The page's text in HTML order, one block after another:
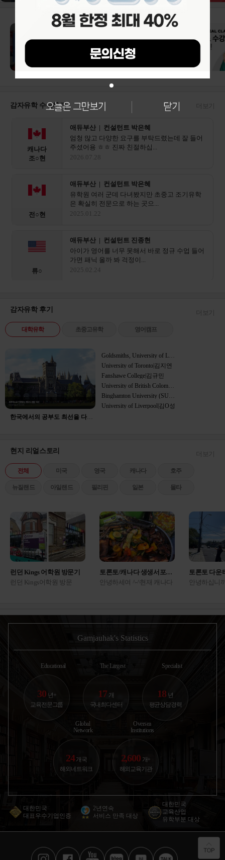
감자유학 수속후기 더보기
캐나다
조○현
애듀부산 | 컨설턴트 박은혜
엄청 많고 다양한 요구를 부탁드렸는데 잘 들어
주셨어용 ㅎㅎ 진짜 친절하십...
2026.07.28
전○현
애듀부산 | 컨설턴트 박은혜
유학원 여러 군데 다녀봤지만 초중고 조기유학
은 확실히 전문으로 하는 곳으...
2025.01.22
류○
애듀부산 | 컨설턴트 진종현
아이가 영어를 너무 못해서 바로 정규 수업 들어
가면 패닉 올까 봐 걱정이...
2025.02.24
유○
2025.03.01
영국
안○
애듀부산 | 컨설턴트 박일평
초등학생 애 비자랑 부모 동반 비자 서류가 이렇
게 복잡할 줄이야.. 혼자...
2025.04.09
애듀부산 | 컨설턴트 센터장
애 친구 엄마가 여기 상담 잘 해준다고 해서 갔
미국
못 하고 갔는데, 아이 성...
영국
송○이
애듀부산 | 컨설턴트 진종현
영국 의대나 명문대 목표라 에이레벨을 해야 하
나 파운데이션을 해야 하나 ...
2025.07.17
애듀부산 | 컨설턴트 이진영
황○경
애듀부산 | 컨설턴트 센터장
2025.10.30
권○윤
애듀부산 | 컨설턴트 박은혜
아이가 운동 좋아하고 자연 친화적인 성향이라
뉴질랜드 추천받았어요. 학교...
2025.11.03
애듀부산 | 컨설턴트 이진영
서구권은 너무 멀고 비용도 부담이라 아시아 쪽
국제학교 알아봤어요. 뉴질...
2026.01.12
오○민
제가 유학 가고 싶다고 엄마한테 계속 떼써서 오
2026.02.27
감자유학 후기 더보기
대학유학 초중고유학 영어캠프
한국에서의 공부도 최선을 다해 임했지만 영어에 대한 관심이 많았고 해외에서의 고등학교 생활이 저의 견문을 더 넓힐 수 있다는 생각에 유학을 결심했고, 중학교 졸업후 한국 고등학교 진학 대신 유학을 준비하여 2017년 2월부터 캐나다 고등학교에 진학하게 되었습니다.
Goldsmiths, University of London|한민주
University of Toronto|김지연
Fanshawe College|김규민
University of British Colombia (UBC)|정해우
Binghamton University (SUNY)|이치훈
University of Liverpool|김O성
현지 리얼스토리 더보기
전체 미국 영국 캐나다 호주
뉴질랜드 아일랜드 필리핀 일본 몰타
런던 Kings 어학원 방문기
런던 Kings어학원 방문
토론토/캐나다 생생서포터즈 후기
안녕하세여 ^-^현재 캐나다
이를 두군데만 있어보았지
홈스테이는
토론토 다운
안녕하십니
Gamjauhak's Statistics
Educational
30 년+
교육전문그룹
The Largest
17 개
국내최다센터
Specialist
18 년
평균상담경력
Global
Network
24 개국
해외네트워크
Oversea
Institutions
2,600 개+
해외교육기관
대한민국
대표우수기업인증
2년연속
서비스 만족 대상
대한민국
교육산업
유학부분 대상